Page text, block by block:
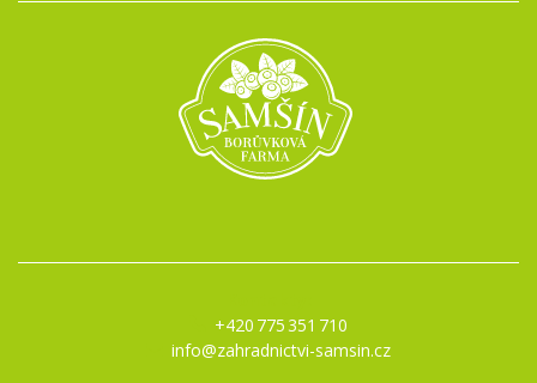
+420 775 351 710
info@zahradnictvi-samsin.cz